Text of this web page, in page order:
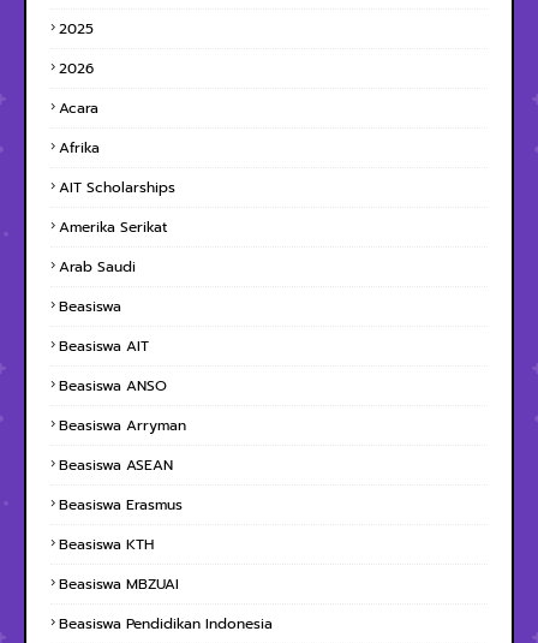
2025
2026
Acara
Afrika
AIT Scholarships
Amerika Serikat
Arab Saudi
Beasiswa
Beasiswa AIT
Beasiswa ANSO
Beasiswa Arryman
Beasiswa ASEAN
Beasiswa Erasmus
Beasiswa KTH
Beasiswa MBZUAI
Beasiswa Pendidikan Indonesia